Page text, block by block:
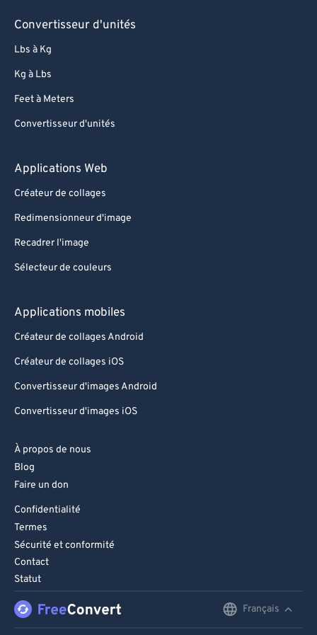
Convertisseur d'unités
Lbs à Kg
Kg à Lbs
Feet à Meters
Convertisseur d'unités
Applications Web
Créateur de collages
Redimensionneur d'image
Recadrer l'image
Sélecteur de couleurs
Applications mobiles
Créateur de collages Android
Créateur de collages iOS
Convertisseur d'images Android
Convertisseur d'images iOS
À propos de nous
Blog
Faire un don
Confidentialité
Termes
Sécurité et conformité
Contact
Statut
Français